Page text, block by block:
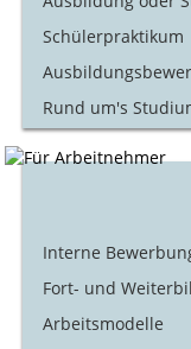
Schülerpraktikum
Rund um's
Interne
Fort- und
Arbeitsmodelle